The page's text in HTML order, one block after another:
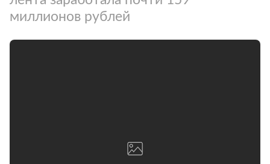
миллионов рублей